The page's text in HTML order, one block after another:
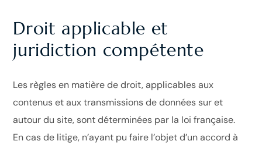
Droit applicable et
juridiction compétente
Les règles en matière de droit, applicables aux
contenus et aux transmissions de données sur et
autour du site, sont déterminées par la loi française.
En cas de litige, n’ayant pu faire l’objet d’un accord à